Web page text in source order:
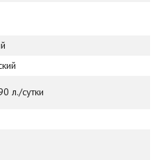
л./сутки